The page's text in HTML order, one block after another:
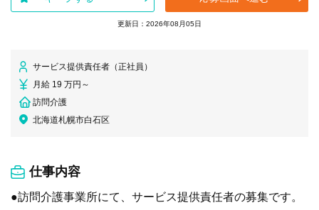
更新日：2026年08月05日
サービス提供責任者（正社員）
月給 19 万円～
訪問介護
北海道札幌市白石区
仕事内容
●訪問介護事業所にて、サービス提供責任者の募集です。